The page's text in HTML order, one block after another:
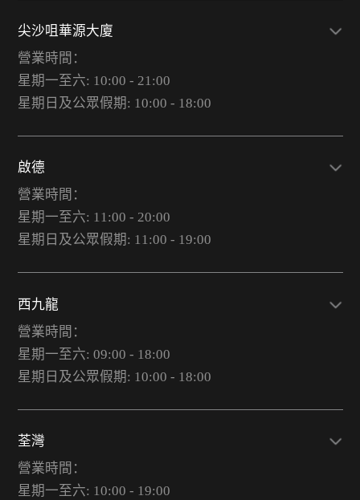
尖沙咀華源大廈
營業時間：
星期一至六: 10:00 - 21:00
星期日及公眾假期: 10:00 - 18:00
啟德
營業時間：
星期一至六: 11:00 - 20:00
星期日及公眾假期: 11:00 - 19:00
西九龍
營業時間：
星期一至六: 09:00 - 18:00
星期日及公眾假期: 10:00 - 18:00
荃灣
營業時間：
星期一至六: 10:00 - 19:00